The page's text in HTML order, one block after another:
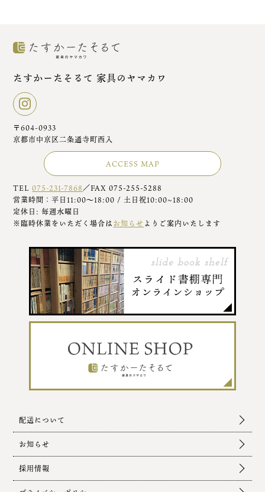
たすかーたそるて 家具のヤマカワ
〒604-0933
京都市中京区二条通寺町西入
ACCESS MAP
TEL075-231-7868／FAX 075-255-5288
営業時間：平日11:00～18:00 / 土日祝10:00~18:00
定休日: 毎週水曜日
※臨時休業をいただく場合はお知らせ よりご案内いたします
配送について
お知らせ
採用情報